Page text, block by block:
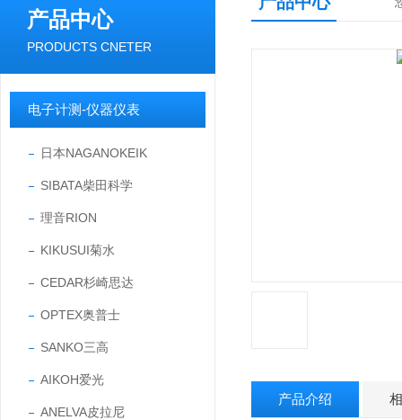
产品中心
PRODUCTS CNETER
电子计测-仪器仪表
日本NAGANOKEIK
SIBATA柴田科学
理音RION
KIKUSUI菊水
CEDAR杉崎思达
OPTEX奥普士
SANKO三高
AIKOH爱光
ANELVA皮拉尼
产品介绍